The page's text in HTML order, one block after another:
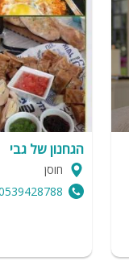
הגחנון של גבי
חוסן